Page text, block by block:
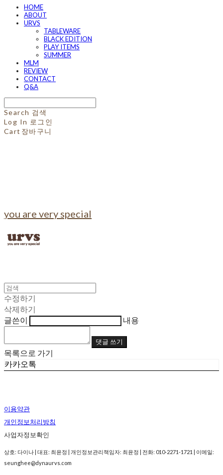
HOME
ABOUT
URVS
TABLEWARE
BLACK EDITION
PLAY ITEMS
SUMMER
MLM
REVIEW
CONTACT
Q&A
Search 검색
Log In 로그인
Cart 장바구니
you are very special
수정하기
삭제하기
글쓴이
내용
댓글 쓰기
목록으로 가기
카카오톡
이용약관
개인정보처리방침
사업자정보확인
상호: 다이나 | 대표: 최윤정 | 개인정보관리책임자: 최윤정 | 전화: 010-2271-1721 | 이메일:
seunghee@dynaurvs.com